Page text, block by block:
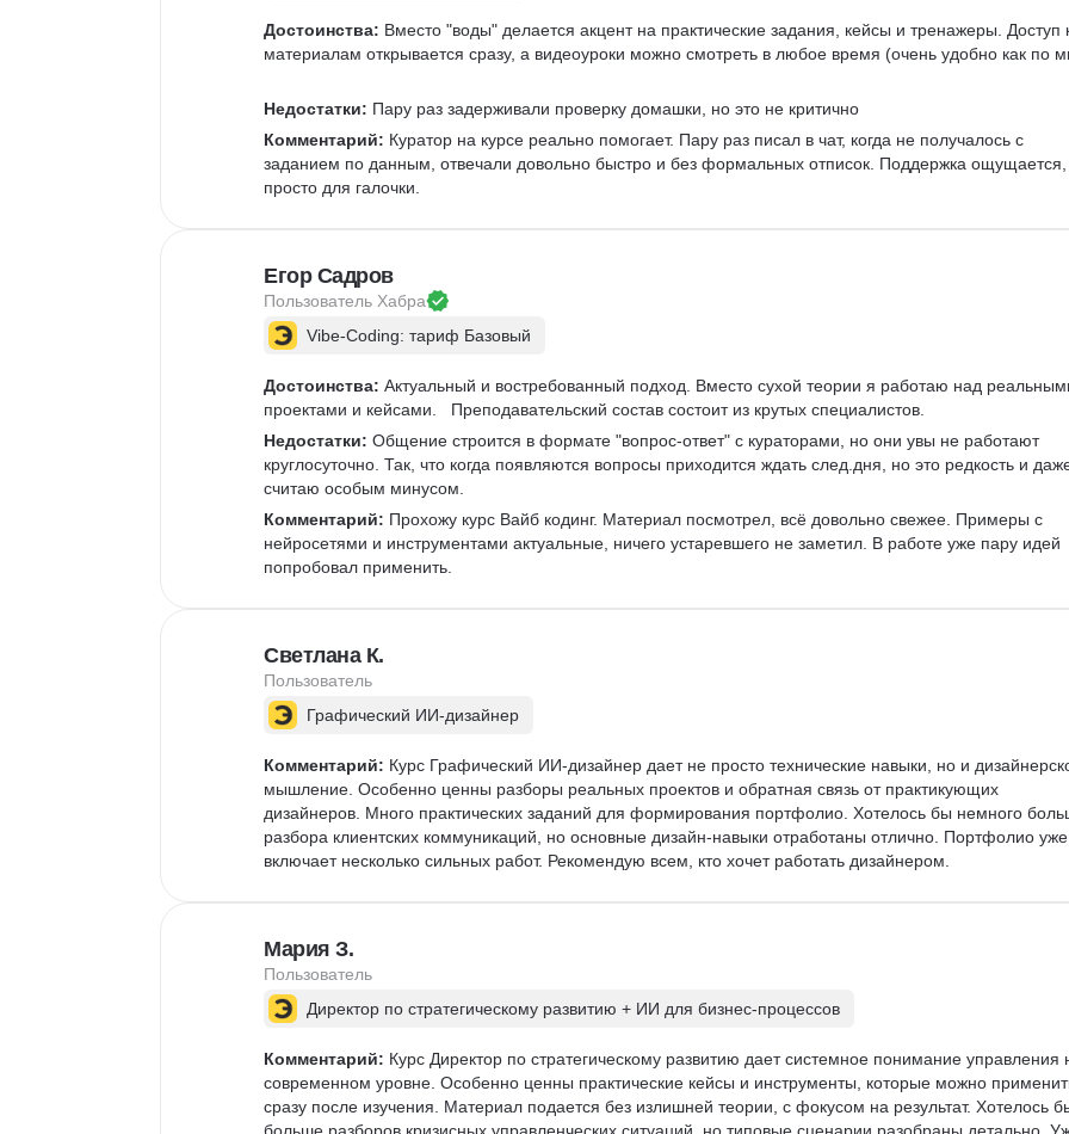
Достоинства: Вместо "воды" делается акцент на практические задания, кейсы и тренажеры. Доступ
материалам открывается сразу, а видеоуроки можно смотреть в любое время (очень удобно как по
Недостатки: Пару раз задерживали проверку домашки, но это не критично
Комментарий: Куратор на курсе реально помогает. Пару раз писал в чат, когда не получалось с
заданием по данным, отвечали довольно быстро и без формальных отписок. Поддержка
просто для галочки.
Егор Садров
Пользователь Хабра
Vibe-Coding: тариф Базовый
Достоинства: Актуальный и востребованный подход. Вместо сухой теории я работаю над
проектами и кейсами.   Преподавательский состав состоит из крутых специалистов.
Недостатки: Общение строится в формате "вопрос-ответ" с кураторами, но они увы не работают
круглосуточно. Так, что когда появляются вопросы приходится ждать след.дня, но это редкость и
считаю особым минусом.
Комментарий: Прохожу курс Вайб кодинг. Материал посмотрел, всё довольно свежее. Примеры с
нейросетями и инструментами актуальные, ничего устаревшего не заметил. В работе уже пару идей
попробовал применить.
Светлана К.
Пользователь
Графический ИИ-дизайнер
Комментарий: Курс Графический ИИ-дизайнер дает не просто технические навыки, но и
мышление. Особенно ценны разборы реальных проектов и обратная связь от практикующих
дизайнеров. Много практических заданий для формирования портфолио. Хотелось бы немного
разбора клиентских коммуникаций, но основные дизайн-навыки отработаны отлично. Портфолио уже
включает несколько сильных работ. Рекомендую всем, кто хочет работать дизайнером.
Мария З.
Пользователь
Директор по стратегическому развитию + ИИ для бизнес-процессов
Комментарий: Курс Директор по стратегическому развитию дает системное понимание управления
современном уровне. Особенно ценны практические кейсы и инструменты, которые можно
сразу после изучения. Материал подается без излишней теории, с фокусом на результат. Хотелось